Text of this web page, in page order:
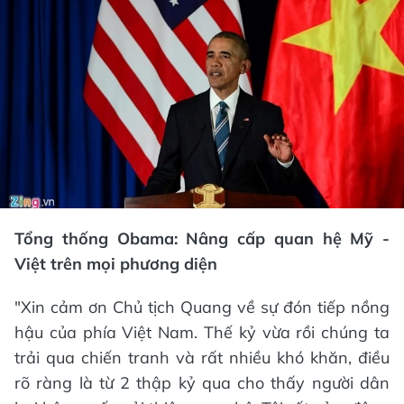
Tổng thống Obama: Nâng cấp quan hệ Mỹ -
Việt trên mọi phương diện
"Xin cảm ơn Chủ tịch Quang về sự đón tiếp nồng
hậu của phía Việt Nam. Thế kỷ vừa rồi chúng ta
trải qua chiến tranh và rất nhiều khó khăn, điều
rõ ràng là từ 2 thập kỷ qua cho thấy người dân